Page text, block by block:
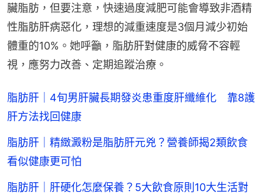
臟脂肪，但要注意，快速過度減肥可能會導致非酒精
性脂肪肝病惡化，理想的減重速度是3個月減少初始
體重的10%。她呼籲，脂肪肝對健康的威脅不容輕
視，應努力改善、定期追蹤治療。
脂肪肝｜4旬男肝臟長期發炎患重度肝纖維化 靠8護
肝方法找回健康
脂肪肝｜精緻澱粉是脂肪肝元兇？營養師揭2類飲食
看似健康更可怕
脂肪肝｜肝硬化怎麼保養？5大飲食原則10大生活對